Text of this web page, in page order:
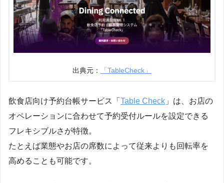
出典元： 「TableCheck」
飲食店向け予約台帳サービス「 Table Check 」は、お店の
オペレーションに合わせて予約受付ルールを設定できる
フレキシブルさが特徴。
たとえば業態やお店の席数によって従来よりも回転率を
高めることも可能です。